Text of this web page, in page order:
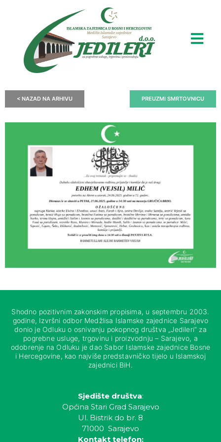
< NAZAD NA ARHIVU PREUZMI SMRTOVNICU
Shodno pozitivnim zakonskim propisima, u septembru 2003.
godine, Izvršni odbor Medžlisa Islamske zajednice Sarajevo
donio je Odluku o osnivanju pokopnog društva „Jedileri“ za
pogrebne usluge, trgovinu i proizvodnju – Sarajevo, a
odobrenje na Odluku je dao Sabor Islamske zajednice Bosne
i Hercegovine, kao najviše predstavničko tijelo u Islamskoj
zajednici BiH.
Sjedište društva:
Općina Stari Grad Sarajevo
Ul. Bistrik do br. 8
71000 Sarajevo
Kontakt telefon: